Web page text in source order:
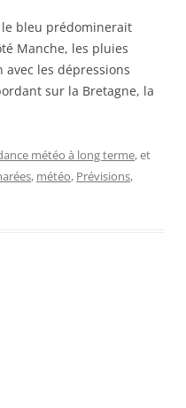
bleu prédominerait
Manche, les pluies
les dépressions
sur la Bretagne, la
météo à long terme, et
, météo, Prévisions,